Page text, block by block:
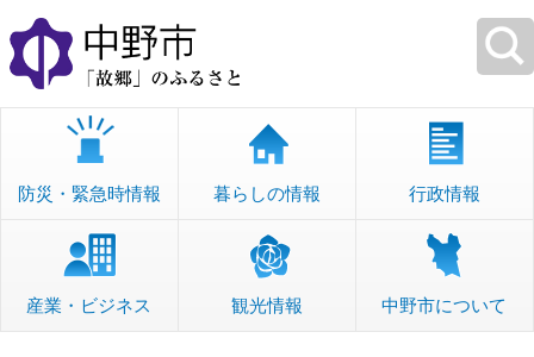
本
文
へ
移
防災・緊急時情報 暮らしの情報 行政情報
産業・ビジネス 観光情報 中野市について